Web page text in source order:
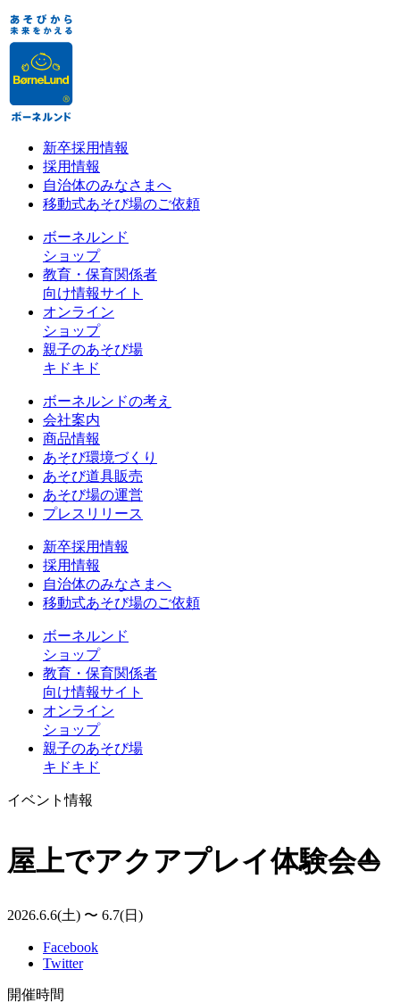
新卒採用情報
採用情報
自治体のみなさまへ
移動式あそび場のご依頼
ボーネルンド
ショップ
教育・保育関係者
向け情報サイト
オンライン
ショップ
親子のあそび場
キドキド
ボーネルンドの考え
会社案内
商品情報
あそび環境づくり
あそび道具販売
あそび場の運営
プレスリリース
新卒採用情報
採用情報
自治体のみなさまへ
移動式あそび場のご依頼
ボーネルンド
ショップ
教育・保育関係者
向け情報サイト
オンライン
ショップ
親子のあそび場
キドキド
イベント情報
屋上でアクアプレイ体験会⛵
2026.6.6(土) 〜 6.7(日)
Facebook
Twitter
開催時間